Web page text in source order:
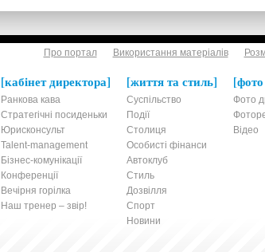
Про портал Використання матеріалів
кабінет директора
Ранкова кава
Стратегічні посиденьки
Юрисконсульт
Talent-management
Бізнес-комунікації
Конференції
Вечірня горілка
Наш тренер – звір!
життя та стиль
Суспільство
Події
Столиця
Особисті фінанси
Автоклуб
Стиль
Дозвілля
Спорт
Новини
фото
Фото
Відео